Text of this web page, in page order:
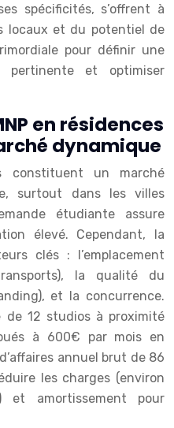
spécificités, s’offrent à
locaux et du potentiel de
pour définir une
pertinente et optimiser
en résidences
dynamique
constituent un marché
surtout dans les villes
étudiante assure
élevé. Cependant, la
clés : l’emplacement
la qualité du
et la concurrence.
de 12 studios à proximité
à 600€ par mois en
annuel brut de 86
les charges (environ
et amortissement pour